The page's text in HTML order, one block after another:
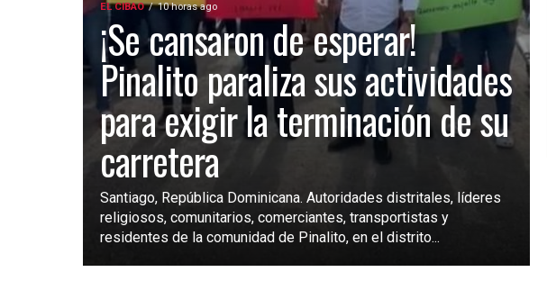
EL CIBAO 10 horas ago
¡Se cansaron de esperar!
Pinalito paraliza sus actividades
para exigir la terminación de su
carretera
Santiago, República Dominicana. Autoridades distritales, líderes
religiosos, comunitarios, comerciantes, transportistas y
residentes de la comunidad de Pinalito, en el distrito...